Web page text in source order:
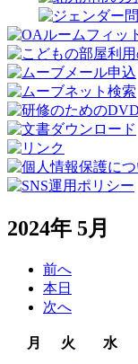
2024年 5月
前へ
本日
次へ
月 火 水水